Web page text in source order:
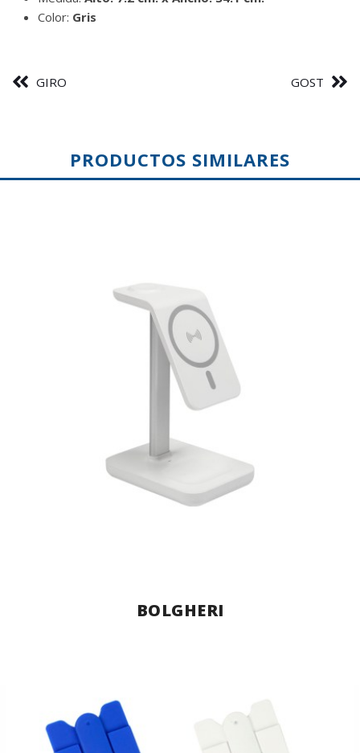
Color: Gris
GIRO GOST
PRODUCTOS SIMILARES
BOLGHERI